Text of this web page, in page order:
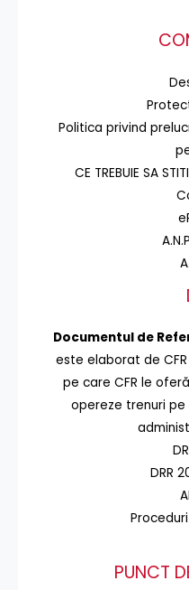
Politica privind
CE TREBUIE SA
Documentul de
este elaborat de
pe care CFR le
opereze trenuri
DRR
PUNCT